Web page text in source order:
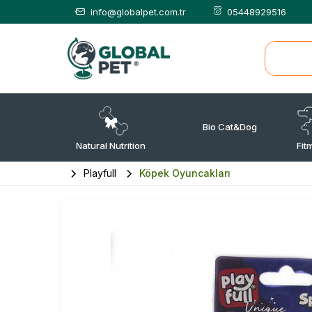
info@globalpet.com.tr 05448929516
Natural Nutrition
Bio Cat&Dog
Playfull Köpek Oyuncakları